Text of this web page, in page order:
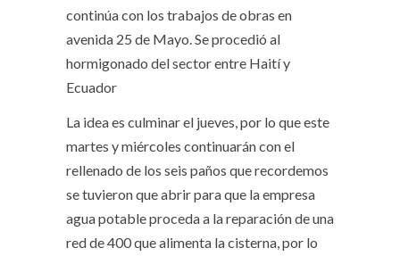
continúa con los trabajos de obras en
avenida 25 de Mayo. Se procedió al
hormigonado del sector entre Haití y
Ecuador
La idea es culminar el jueves, por lo que este
martes y miércoles continuarán con el
rellenado de los seis paños que recordemos
se tuvieron que abrir para que la empresa
agua potable proceda a la reparación de una
red de 400 que alimenta la cisterna, por lo